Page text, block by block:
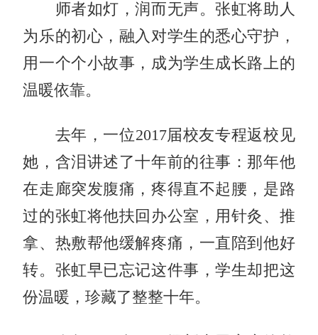
师者如灯，润而无声。张虹将助人
为乐的初心，融入对学生的悉心守护，
用一个个小故事，成为学生成长路上的
温暖依靠。
去年，一位2017届校友专程返校见
她，含泪讲述了十年前的往事：那年他
在走廊突发腹痛，疼得直不起腰，是路
过的张虹将他扶回办公室，用针灸、推
拿、热敷帮他缓解疼痛，一直陪到他好
转。张虹早已忘记这件事，学生却把这
份温暖，珍藏了整整十年。